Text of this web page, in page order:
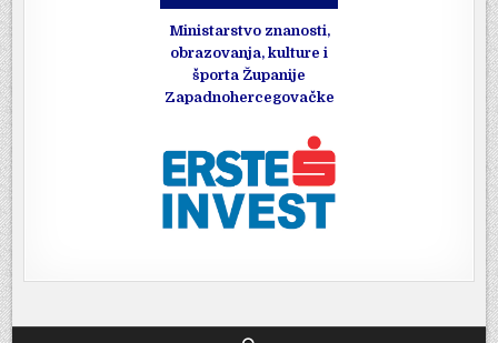
Ministarstvo znanosti,
obrazovanja, kulture i
športa Županije
Zapadnohercegovačke